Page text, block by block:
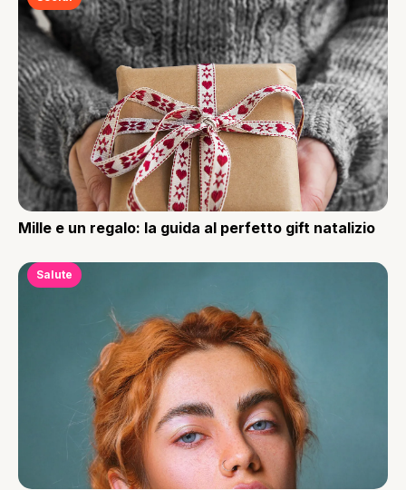
Mille e un regalo: la guida al perfetto gift natalizio
Salute